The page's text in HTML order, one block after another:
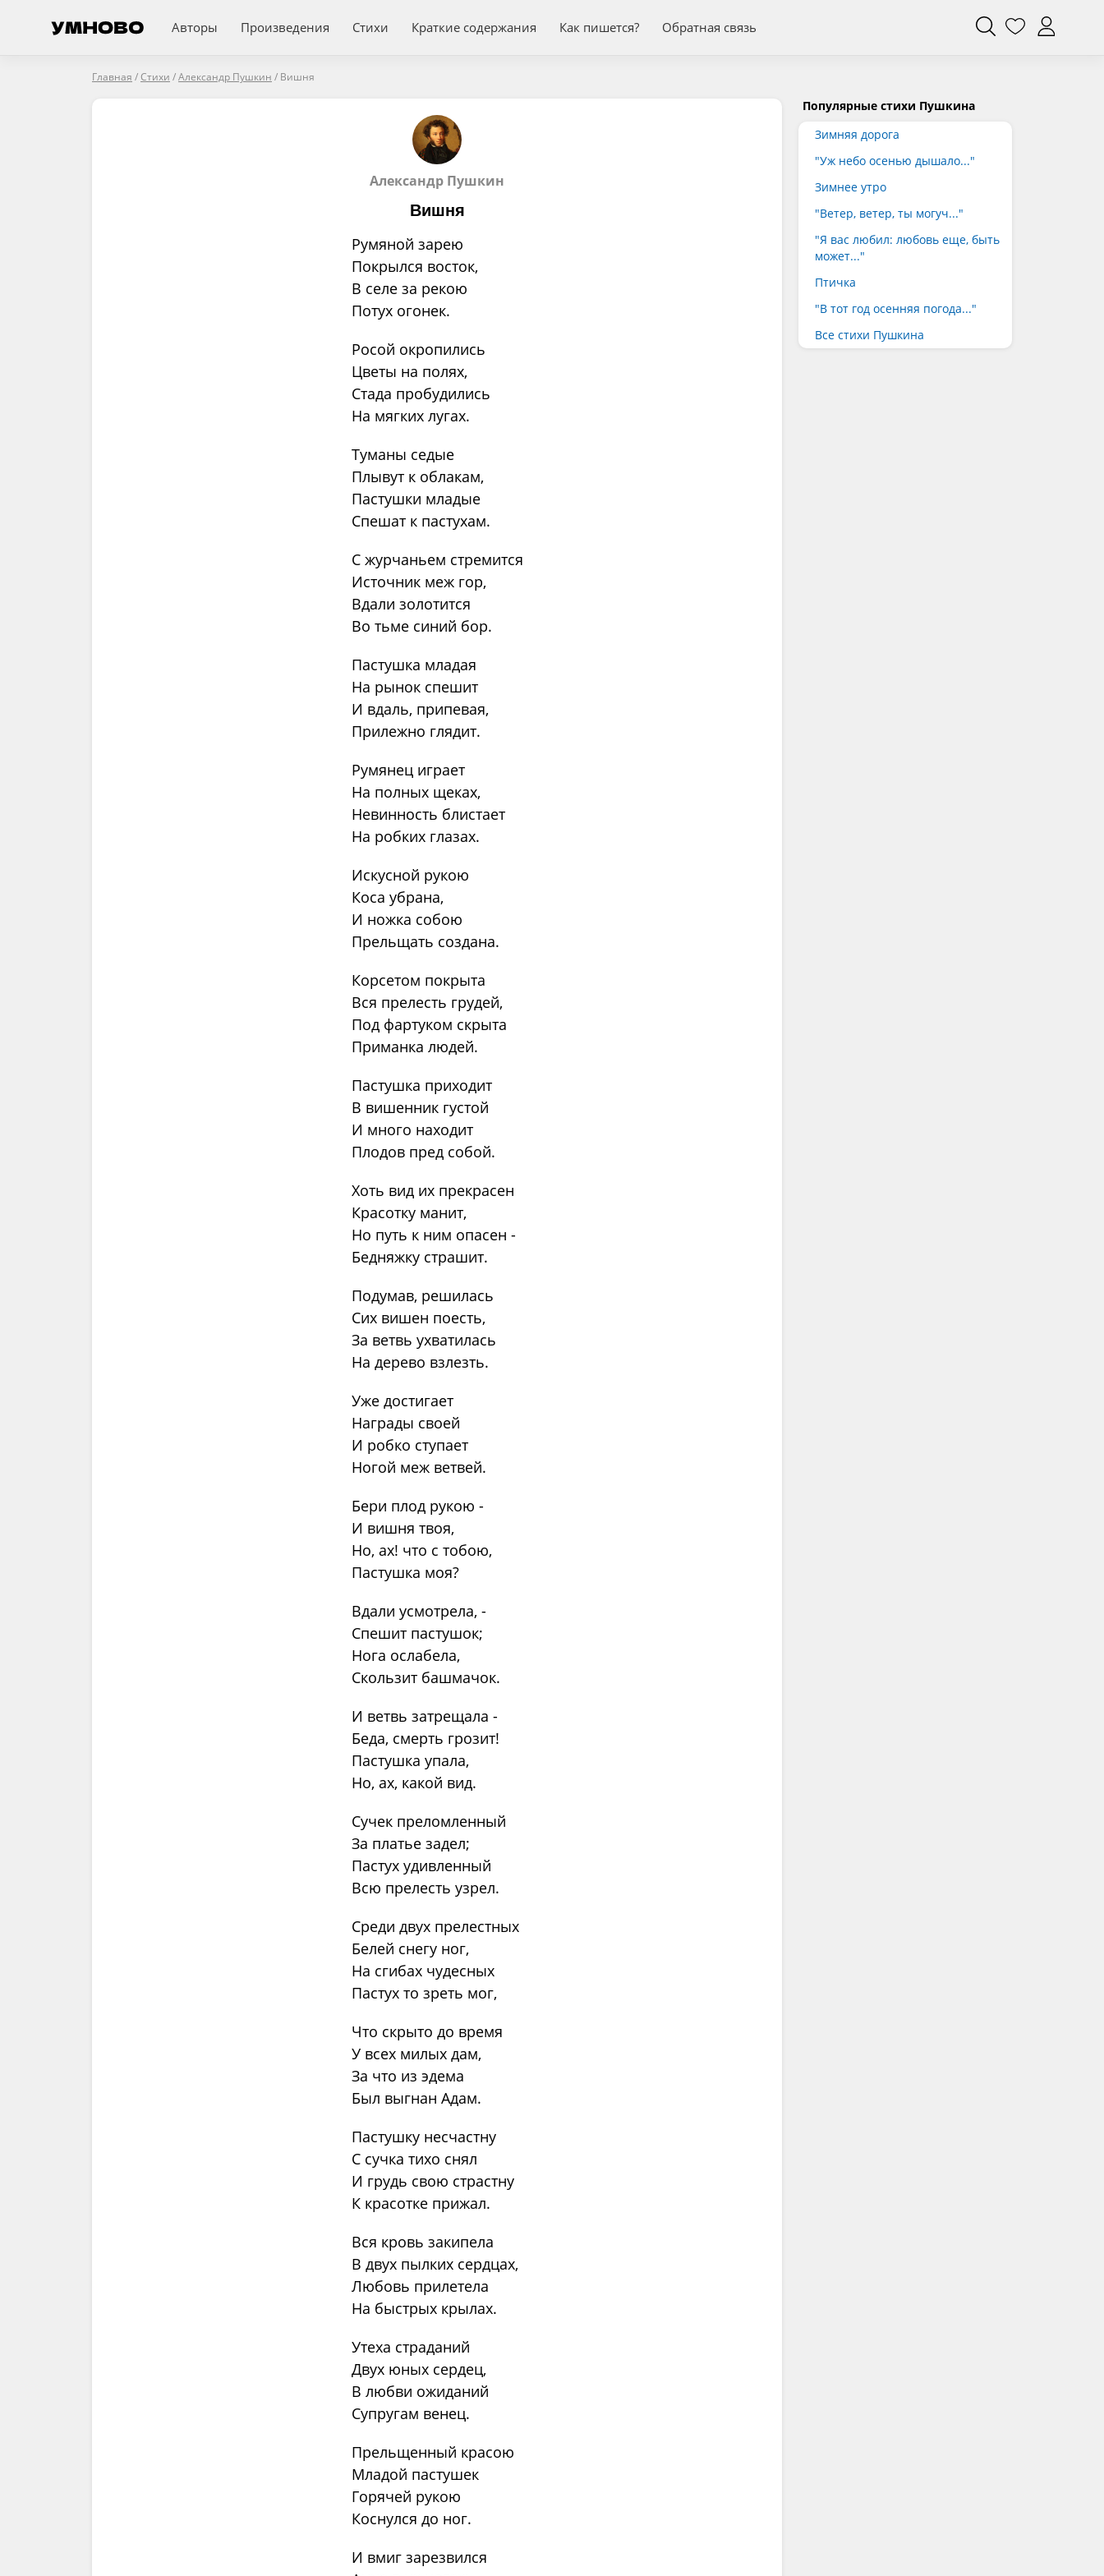
Авторы Произведения Стихи Краткие содержания Как пишется? Обратная связь
Главная /Стихи /Александр Пушкин / Вишня
Александр Пушкин
Вишня
Румяной зарею
Покрылся восток,
В селе за рекою
Потух огонек.
Росой окропились
Цветы на полях,
Стада пробудились
На мягких лугах.
Туманы седые
Плывут к облакам,
Пастушки младые
Спешат к пастухам.
С журчаньем стремится
Источник меж гор,
Вдали золотится
Во тьме синий бор.
Пастушка младая
На рынок спешит
И вдаль, припевая,
Прилежно глядит.
Румянец играет
На полных щеках,
Невинность блистает
На робких глазах.
Искусной рукою
Коса убрана,
И ножка собою
Прельщать создана.
Корсетом покрыта
Вся прелесть грудей,
Под фартуком скрыта
Приманка людей.
Пастушка приходит
В вишенник густой
И много находит
Плодов пред собой.
Хоть вид их прекрасен
Красотку манит,
Но путь к ним опасен -
Бедняжку страшит.
Подумав, решилась
Сих вишен поесть,
За ветвь ухватилась
На дерево взлезть.
Уже достигает
Награды своей
И робко ступает
Ногой меж ветвей.
Бери плод рукою -
И вишня твоя,
Но, ах! что с тобою,
Пастушка моя?
Вдали усмотрела, -
Спешит пастушок;
Нога ослабела,
Скользит башмачок.
И ветвь затрещала -
Беда, смерть грозит!
Пастушка упала,
Но, ах, какой вид.
Сучек преломленный
За платье задел;
Пастух удивленный
Всю прелесть узрел.
Среди двух прелестных
Белей снегу ног,
На сгибах чудесных
Пастух то зреть мог,
Что скрыто до время
У всех милых дам,
За что из эдема
Был выгнан Адам.
Пастушку несчастну
С сучка тихо снял
И грудь свою страстну
К красотке прижал.
Вся кровь закипела
В двух пылких сердцах,
Любовь прилетела
На быстрых крылах.
Утеха страданий
Двух юных сердец,
В любви ожиданий
Супругам венец.
Прельщенный красою
Младой пастушек
Горячей рукою
Коснулся до ног.
И вмиг зарезвился
Популярные стихи Пушкина
Зимняя дорога
"Уж небо осенью дышало..."
Зимнее утро
"Ветер, ветер, ты могуч..."
"Я вас любил: любовь еще, быть
может..."
Птичка
"В тот год осенняя погода..."
Все стихи Пушкина